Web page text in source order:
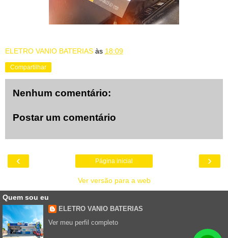
ELETRO VANIO BATERIAS às 18:09
Compartilhar
Nenhum comentário:
Postar um comentário
‹ ›
Página inicial
Ver versão para a web
Quem sou eu
ELETRO VANIO BATERIAS
Ver meu perfil completo